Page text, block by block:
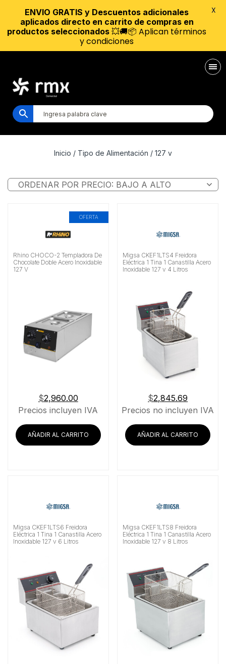
Inicio / Tipo de Alimentación / 127 v
OFERTA
Rhino CHOCO-2 Templadora De
Chocolate Doble Acero Inoxidable
127 V
$2,960.00
Precios incluyen IVA
AÑADIR AL CARRITO
Migsa CKEF1LTS4 Freidora
Eléctrica 1 Tina 1 Canastilla Acero
Inoxidable 127 v 4 Litros
$2,845.69
Precios no incluyen IVA
AÑADIR AL CARRITO
Migsa CKEF1LTS6 Freidora
Eléctrica 1 Tina 1 Canastilla Acero
Inoxidable 127 v 6 Litros
Migsa CKEF1LTS8 Freidora
Eléctrica 1 Tina 1 Canastilla Acero
Inoxidable 127 v 8 Litros
ENVIO GRATIS y Descuentos adicionales
aplicados directo en carrito de compras en
productos seleccionados 💥🚚📦 Aplican términos
y condiciones
X